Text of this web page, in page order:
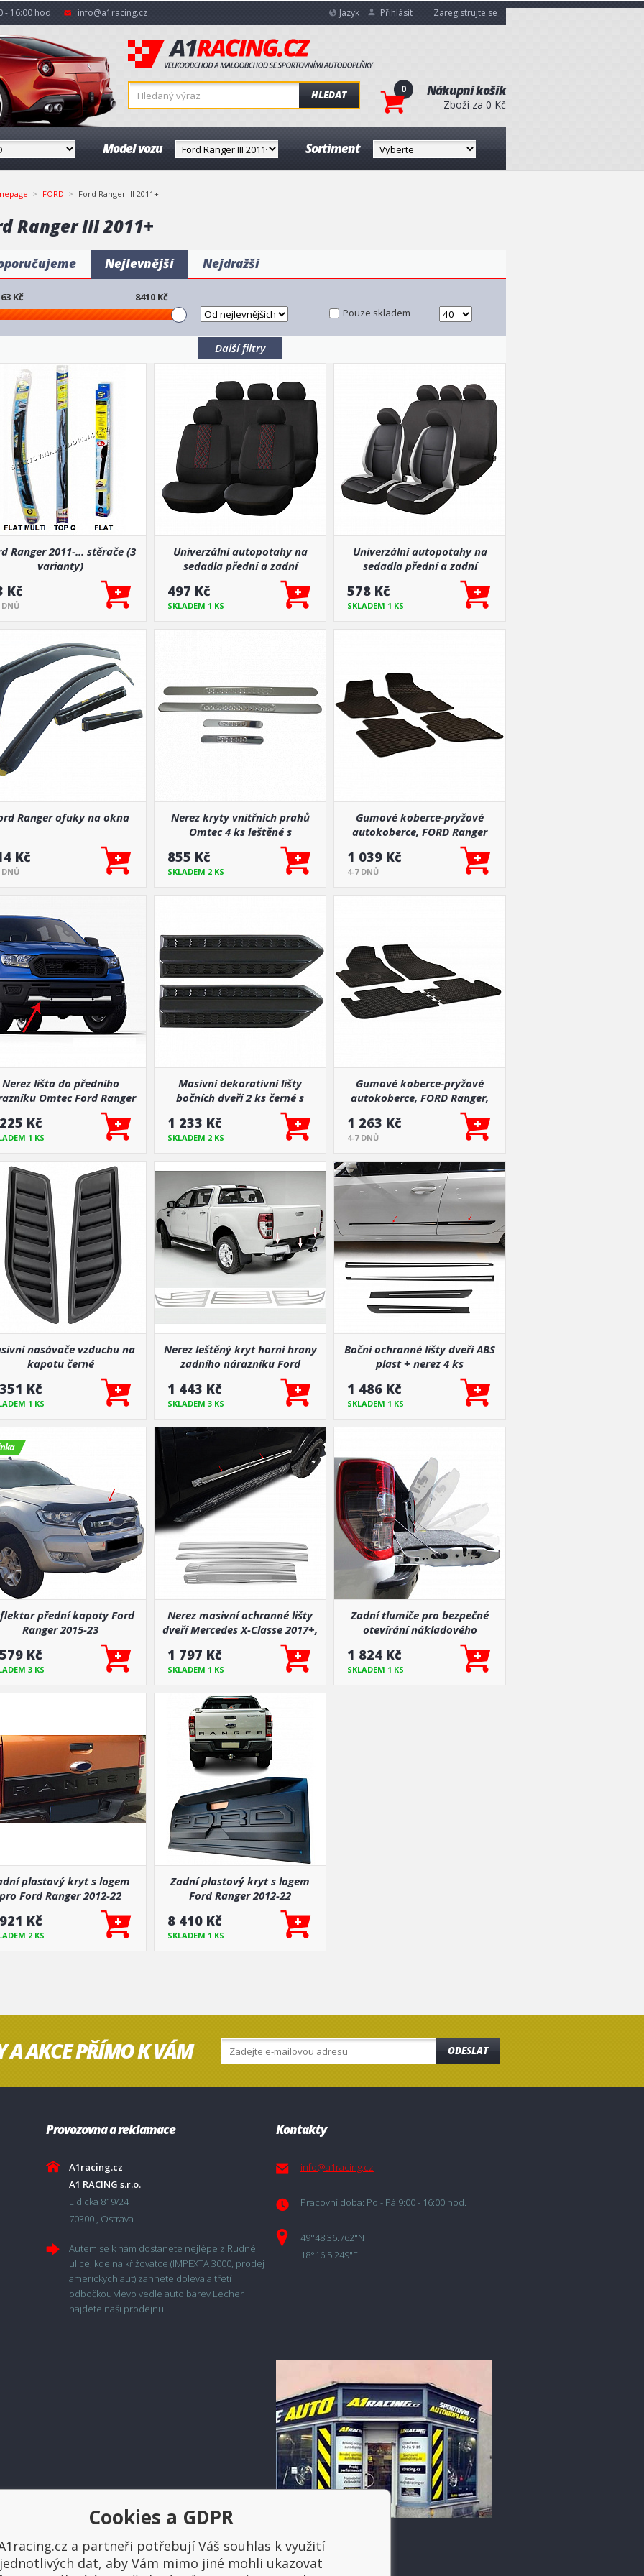
- 16:00 hod. info@a1racing.cz Jazyk Přihlásit Zaregistrujte se
HLEDAT 0 Nákupní košík
Zboží za 0 Kč
Model vozu Sortiment
FORD Ford Ranger III 2011+
Ranger III 2011+
Nejlevnější Nejdražší
63 Kč 8410 Kč
Pouze skladem
Další filtry
Ranger 2011-... stěrače (3
varianty)
Kč
DNŮ
Univerzální autopotahy na
sedadla přední a zadní
497 Kč
SKLADEM 1 KS
Univerzální autopotahy na
sedadla přední a zadní
578 Kč
SKLADEM 1 KS
Ranger ofuky na okna
Kč
DNŮ
Nerez kryty vnitřních prahů
Omtec 4 ks leštěné s
855 Kč
SKLADEM 2 KS
Gumové koberce-pryžové
autokoberce, FORD Ranger
Single CUP 2m, 2012+
1 039 Kč
4-7 DNŮ
Nerez lišta do předního
Omtec Ford Ranger
Kč
1 KS
Masivní dekorativní lišty
bočních dveří 2 ks černé s
1 233 Kč
SKLADEM 2 KS
Gumové koberce-pryžové
autokoberce, FORD Ranger,
1 263 Kč
4-7 DNŮ
nasávače vzduchu na
kapotu černé
Kč
1 KS
Nerez leštěný kryt horní hrany
zadního nárazníku Ford
1 443 Kč
SKLADEM 3 KS
Boční ochranné lišty dveří ABS
plast + nerez 4 ks
1 486 Kč
SKLADEM 1 KS
přední kapoty Ford
Ranger 2015-23
Kč
3 KS
Nerez masivní ochranné lišty
dveří Mercedes X-Classe 2017+,
Ford Ranger 2015-23
1 797 Kč
SKLADEM 1 KS
Zadní tlumiče pro bezpečné
otevírání nákladového
prostoru Ford Ranger 2011-
1 824 Kč
SKLADEM 1 KS
plastový kryt s logem
pro Ford Ranger 2012-22
Kč
2 KS
Zadní plastový kryt s logem
Ford Ranger 2012-22
8 410 Kč
SKLADEM 1 KS
A AKCE PŘÍMO K VÁM ODESLAT
Provozovna a reklamace
A1racing.cz
A1 RACING s.r.o.
Lidicka 819/24
70300 , Ostrava
Autem se k nám dostanete nejlépe z Rudné
ulice, kde na křižovatce (IMPEXTA 3000, prodej
americkych aut) zahnete doleva a třetí
odbočkou vlevo vedle auto barev Lecher
najdete naši prodejnu.
Kontakty
info@a1racing.cz
Pracovní doba: Po - Pá 9:00 - 16:00 hod.
49°48'36.762"N
18°16'5.249"E
Platba a doprava
Cookies a GDPR
a partneři potřebují Váš souhlas k využití
jednotlivých dat, aby Vám mimo jiné mohli ukazovat